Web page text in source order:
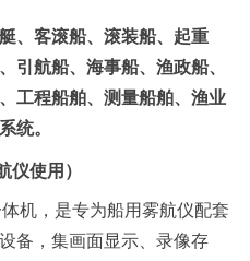
、客滚船、滚装船、起重
引航船、海事船、渔政船、
工程船舶、测量船舶、渔业
统。
仪使用）
机，是专为船用雾航仪配套
备，集画面显示、录像存